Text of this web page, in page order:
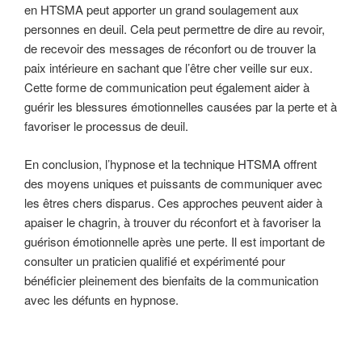
en HTSMA peut apporter un grand soulagement aux
personnes en deuil. Cela peut permettre de dire au revoir,
de recevoir des messages de réconfort ou de trouver la
paix intérieure en sachant que l’être cher veille sur eux.
Cette forme de communication peut également aider à
guérir les blessures émotionnelles causées par la perte et à
favoriser le processus de deuil.
En conclusion, l’hypnose et la technique HTSMA offrent
des moyens uniques et puissants de communiquer avec
les êtres chers disparus. Ces approches peuvent aider à
apaiser le chagrin, à trouver du réconfort et à favoriser la
guérison émotionnelle après une perte. Il est important de
consulter un praticien qualifié et expérimenté pour
bénéficier pleinement des bienfaits de la communication
avec les défunts en hypnose.